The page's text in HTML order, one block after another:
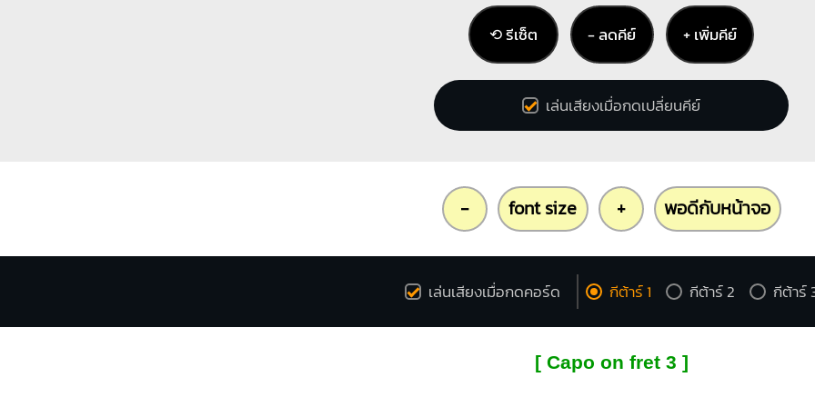
⟲ รีเซ็ต − ลดคีย์ + เพิ่มคีย์
เล่นเสียงเมื่อกดเปลี่ยนคีย์
- font size + พอดีกับหน้าจอ
เล่นเสียงเมื่อกดคอร์ด กีต้าร์ 1 กีต้าร์ 2 กีต้าร์
[ Capo on fret 3 ]